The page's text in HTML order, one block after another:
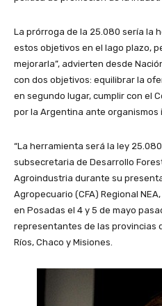
La prórroga de la 25.080 sería la
estos objetivos en el lago plazo,
mejorarla”, advierten desde
con dos objetivos: equilibrar la
en segundo lugar, cumplir con el
por la Argentina ante organismos
“La herramienta será la ley
subsecretaria de Desarrollo
Agroindustria durante su
Agropecuario (CFA) Regional
en Posadas el 4 y 5 de mayo
representantes de las provincias
Ríos, Chaco y Misiones.